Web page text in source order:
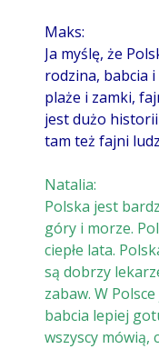
Maks:
Ja myślę, że
rodzina, babcia
plaże i zamki,
jest dużo
tam też fajni
Natalia:
Polska jest
góry i morze.
ciepłe lata.
są dobrzy
zabaw. W
babcia lepiej
wszyscy mówią,